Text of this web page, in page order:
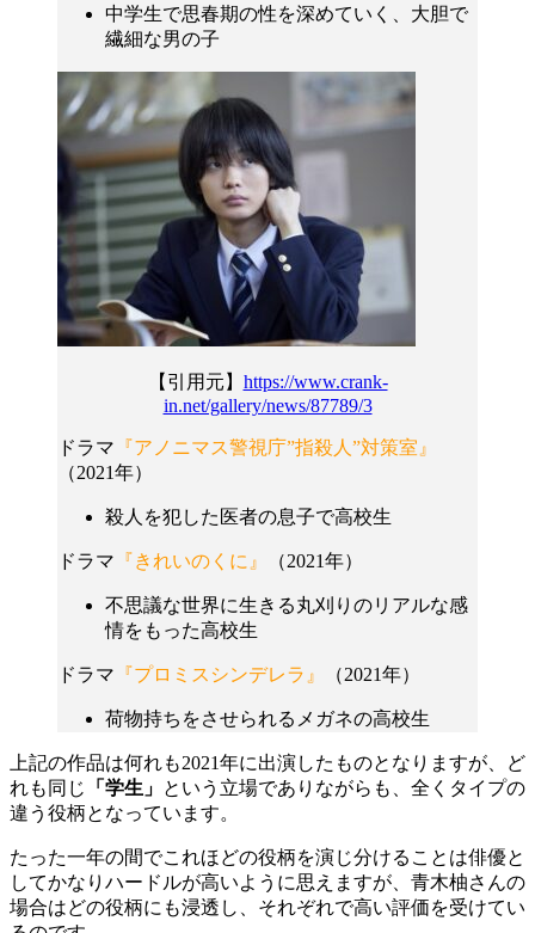
中学生で思春期の性を深めていく、大胆で
繊細な男の子
【引用元】 https://www.crank-
in.net/gallery/news/87789/3
ドラマ 『アノニマス警視庁”指殺人”対策室』
（2021年）
殺人を犯した医者の息子で高校生
ドラマ 『きれいのくに』 （2021年）
不思議な世界に生きる丸刈りのリアルな感
情をもった高校生
ドラマ 『プロミスシンデレラ』 （2021年）
荷物持ちをさせられるメガネの高校生
上記の作品は何れも2021年に出演したものとなりますが、ど
れも同じ
「学生」 という立場でありながらも、全くタイプの
違う役柄となっています。
たった一年の間でこれほどの役柄を演じ分けることは俳優と
してかなりハードルが高いように思えますが、青木柚さんの
場合はどの役柄にも浸透し、それぞれで高い評価を受けてい